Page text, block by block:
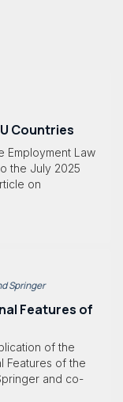
Countries
Employment Law
the July 2025
on
Springer
Features of
of the
Features of the
and co-